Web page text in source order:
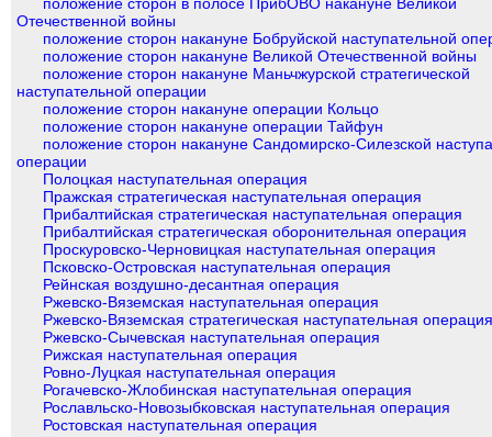
положение сторон в полосе ПрибОВО накануне Великой
Отечественной войны
положение сторон накануне Бобруйской наступательной
положение сторон накануне Великой Отечественной войны
положение сторон накануне Маньчжурской стратегической
наступательной операции
положение сторон накануне операции Кольцо
положение сторон накануне операции Тайфун
положение сторон накануне Сандомирско-Силезской
операции
Полоцкая наступательная операция
Пражская стратегическая наступательная операция
Прибалтийская стратегическая наступательная операция
Прибалтийская стратегическая оборонительная операция
Проскуровско-Черновицкая наступательная операция
Псковско-Островская наступательная операция
Рейнская воздушно-десантная операция
Ржевско-Вяземская наступательная операция
Ржевско-Вяземская стратегическая наступательная
Ржевско-Сычевская наступательная операция
Рижская наступательная операция
Ровно-Луцкая наступательная операция
Рогачевско-Жлобинская наступательная операция
Рославльско-Новозыбковская наступательная операция
Ростовская наступательная операция